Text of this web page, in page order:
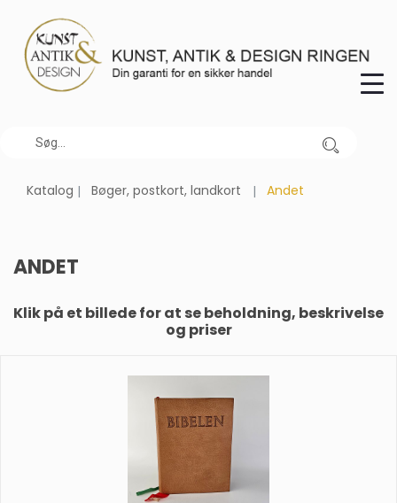
Katalog Bøger, postkort, landkort Andet
ANDET
Klik på et billede for at se beholdning, beskrivelse
og priser